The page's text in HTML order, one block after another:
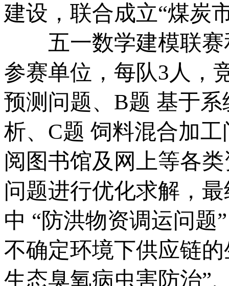
建设，联合成立“煤炭
五一数学建模联赛
参赛单位，每队3人，
预测问题、B题 基于
析、C题 饲料混合加
阅图书馆及网上等各
问题进行优化求解，
中 “防洪物资调运问题
不确定环境下供应链
生态臭氧病虫害防治”